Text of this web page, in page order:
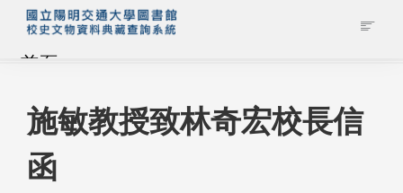
首頁
藏品查詢
校史館簡介
施敏教授致林奇宏校長信
函